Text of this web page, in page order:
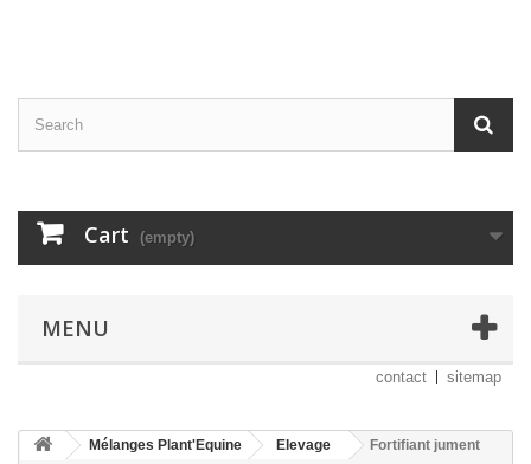
Cart (empty)
MENU
contact sitemap
Mélanges Plant'Equine Elevage
Fortifiant jument